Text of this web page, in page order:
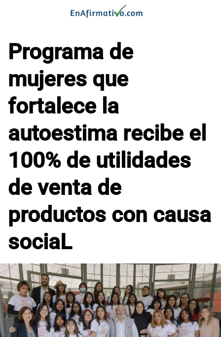
Programa de
mujeres que
fortalece la
autoestima recibe el
100% de utilidades
de venta de
productos con causa
sociaL